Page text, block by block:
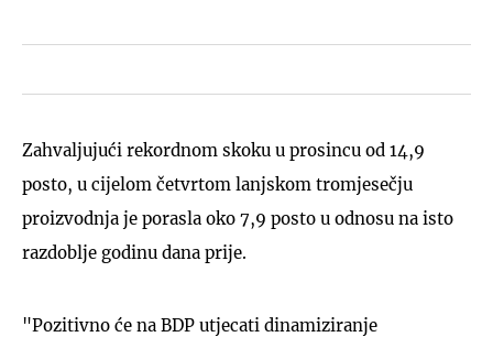
Zahvaljujući rekordnom skoku u prosincu od 14,9
posto, u cijelom četvrtom lanjskom tromjesečju
proizvodnja je porasla oko 7,9 posto u odnosu na isto
razdoblje godinu dana prije.
"Pozitivno će na BDP utjecati dinamiziranje